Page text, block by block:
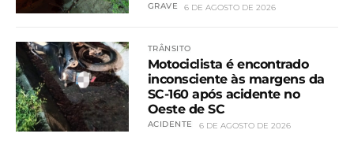
GRAVE 6 DE AGOSTO DE 2026
TRÂNSITO
Motociclista é encontrado
inconsciente às margens da
SC-160 após acidente no
Oeste de SC
ACIDENTE 6 DE AGOSTO DE 2026